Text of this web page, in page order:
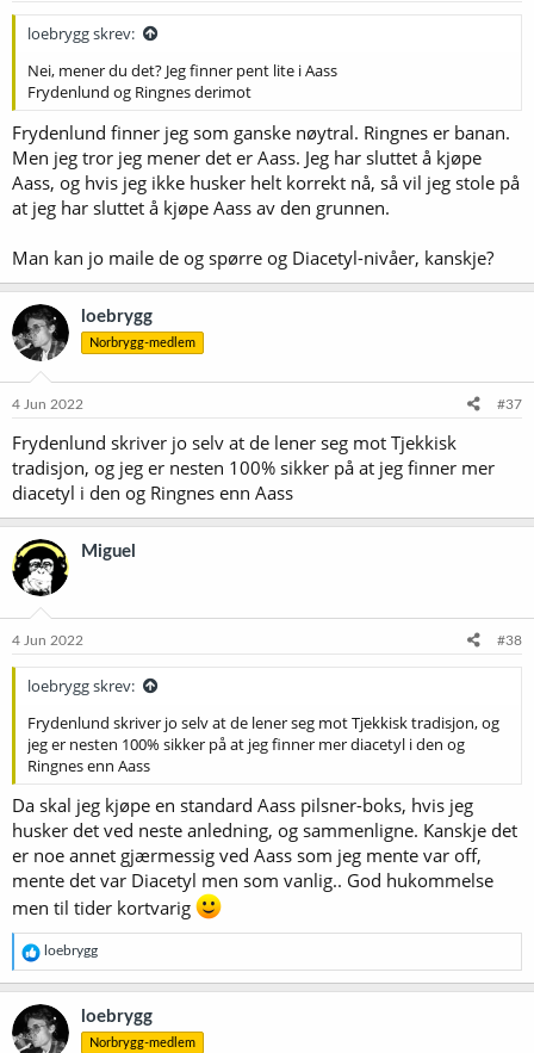
loebrygg skrev:
Nei, mener du det? Jeg finner pent lite i Aass
Frydenlund og Ringnes derimot
Frydenlund finner jeg som ganske nøytral. Ringnes er banan.
Men jeg tror jeg mener det er Aass. Jeg har sluttet å kjøpe
Aass, og hvis jeg ikke husker helt korrekt nå, så vil jeg stole på
at jeg har sluttet å kjøpe Aass av den grunnen.
Man kan jo maile de og spørre og Diacetyl-nivåer, kanskje?
loebrygg
Norbrygg-medlem
4 Jun 2022 #37
Frydenlund skriver jo selv at de lener seg mot Tjekkisk
tradisjon, og jeg er nesten 100% sikker på at jeg finner mer
diacetyl i den og Ringnes enn Aass
Miguel
4 Jun 2022 #38
loebrygg skrev:
Frydenlund skriver jo selv at de lener seg mot Tjekkisk tradisjon, og
jeg er nesten 100% sikker på at jeg finner mer diacetyl i den og
Ringnes enn Aass
Da skal jeg kjøpe en standard Aass pilsner-boks, hvis jeg
husker det ved neste anledning, og sammenligne. Kanskje det
er noe annet gjærmessig ved Aass som jeg mente var off,
mente det var Diacetyl men som vanlig.. God hukommelse
men til tider kortvarig
R
e
a
k
s
j
loebrygg
loebrygg
Norbrygg-medlem